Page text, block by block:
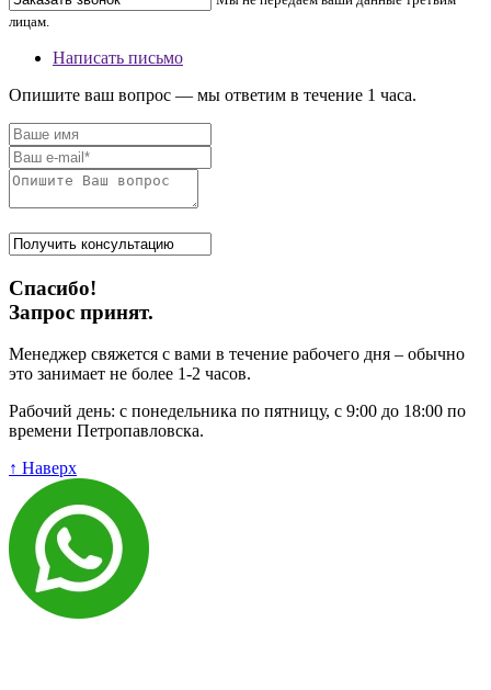
лицам.
Написать письмо
Опишите ваш вопрос — мы ответим в течение 1 часа.
Спасибо!
Запрос принят.
Менеджер свяжется с вами в течение рабочего дня – обычно
это занимает не более 1-2 часов.
Рабочий день: с понедельника по пятницу, с 9:00 до 18:00 по
времени Петропавловска.
↑ Наверх